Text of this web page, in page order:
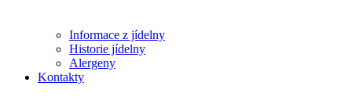
Informace z jídelny
Historie jídelny
Alergeny
Kontakty